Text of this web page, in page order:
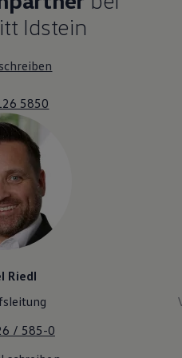
Idstein
5850
Riedl
/ 585-0